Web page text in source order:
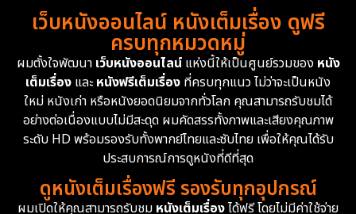
Detective สืบสวน
Disney+ 4
Documentary สารคดี 94
Drama ดราม่า
Dystopian 16
1983
1982
1981
1974
1962
เว็บหนังออนไลน์ หนังเต็มเรื่อง ดูฟรี
ครบทุกหมวดหมู่
ผมตั้งใจพัฒนา เว็บหนังออนไลน์แห่งนี้ให้เป็นศูนย์รวมของ หนัง
เต็มเรื่อง และหนังฟรีเต็มเรื่อง ที่ครบทุกแนว ไม่ว่าจะเป็นหนัง
ใหม่ หนังเก่า หรือหนังยอดนิยมจากทั่วโลก คุณสามารถรับชมได้
อย่างต่อเนื่องแบบไม่มีสะดุด ผมคัดสรรทั้งภาพและเสียงคุณภาพ
ระดับ HD พร้อมรองรับทั้งพากย์ไทยและซับไทย เพื่อให้คุณได้รับ
ประสบการณ์การดูหนังที่ดีที่สุด
ดูหนังเต็มเรื่องฟรี รองรับทุกอุปกรณ์
ผมเปิดให้คุณสามารถรับชม หนังเต็มเรื่องได้ฟรี โดยไม่มีค่าใช้จ่าย